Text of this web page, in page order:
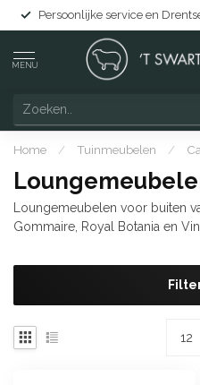
Gratis levering in
MENU
Home / Tuinmeubelen /
Loungemeubelen voor buiten
Gommaire, Royal Botania en